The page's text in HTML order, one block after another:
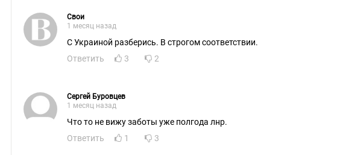
Свои
1 месяц назад
С Украиной разберись. В строгом соответствии.
Ответить
3 2
Сергей Буровцев
1 месяц назад
Что то не вижу заботы уже полгода лнр.
Ответить
1 3